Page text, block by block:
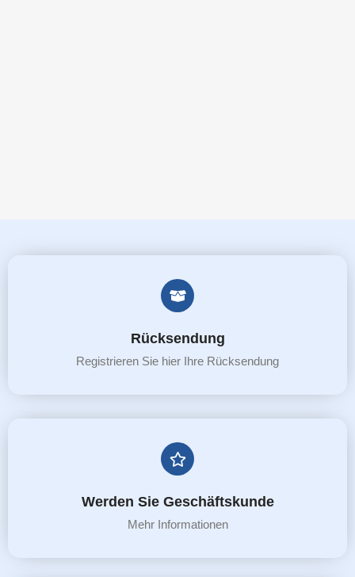
Rücksendung
Registrieren Sie hier Ihre Rücksendung
Werden Sie Geschäftskunde
Mehr Informationen